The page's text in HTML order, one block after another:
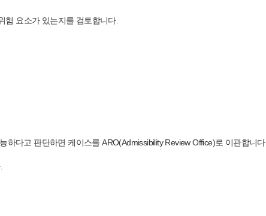
험 요소가 있는지를 검토합니다.
다고 판단하면 케이스를 ARO(Admissibility Review Office)로 이관합니다.